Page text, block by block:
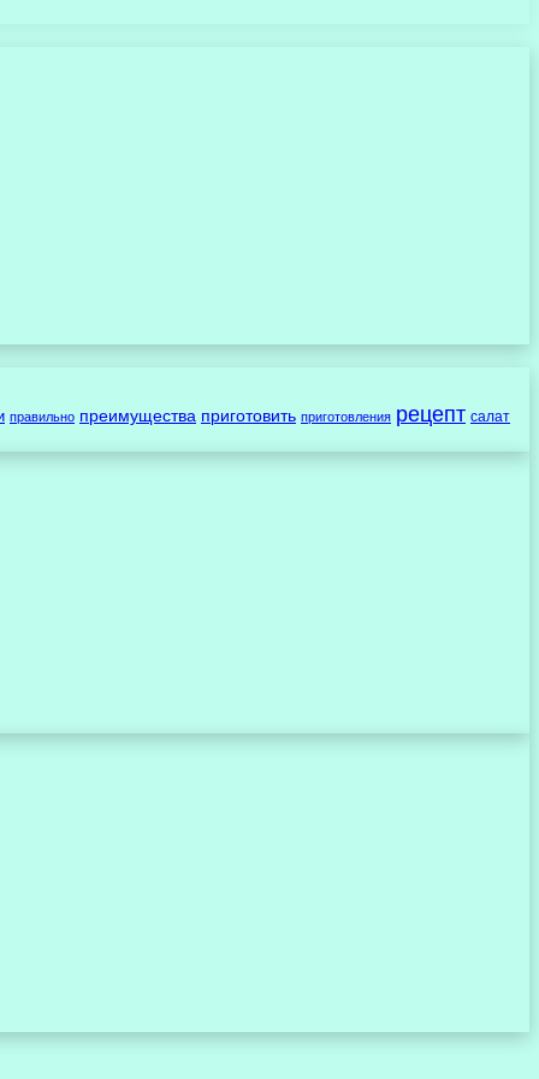
правильно преимущества приготовить приготовления рецепт салат